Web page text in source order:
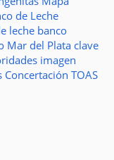
de Leche
leche banco
Mar del Plata clave
imagen
Concertación TOAS